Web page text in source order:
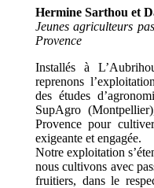
Hermine Sarthou et
Jeunes agriculteurs
Provence
Installés à
reprenons
des études
SupAgro
Provence pour
exigeante et engagée.
Notre exploitation
nous cultivons avec
fruitiers, dans le